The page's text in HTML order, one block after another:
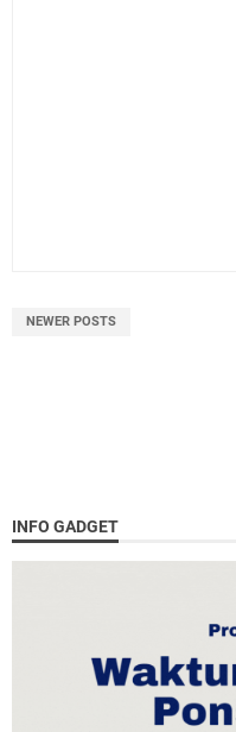
NEWER POSTS
INFO GADGET